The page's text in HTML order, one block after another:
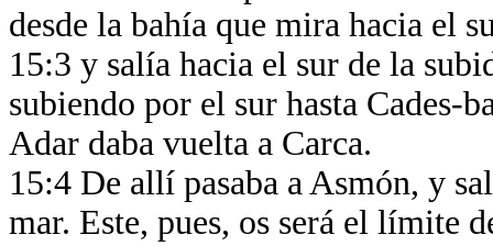
desde la bahía que mira hacia el
15:3 y salía hacia el sur de la
subiendo por el sur hasta Cades-
Adar daba vuelta a Carca.
15:4 De allí pasaba a Asmón, y
mar. Este, pues, os será el límite